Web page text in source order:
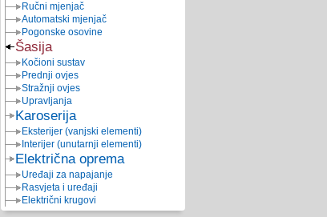
Ručni mjenjač
Automatski mjenjač
Pogonske osovine
Šasija
Kočioni sustav
Prednji ovjes
Stražnji ovjes
Upravljanja
Karoserija
Eksterijer (vanjski elementi)
Interijer (unutarnji elementi)
Električna oprema
Uređaji za napajanje
Rasvjeta i uređaji
Električni krugovi